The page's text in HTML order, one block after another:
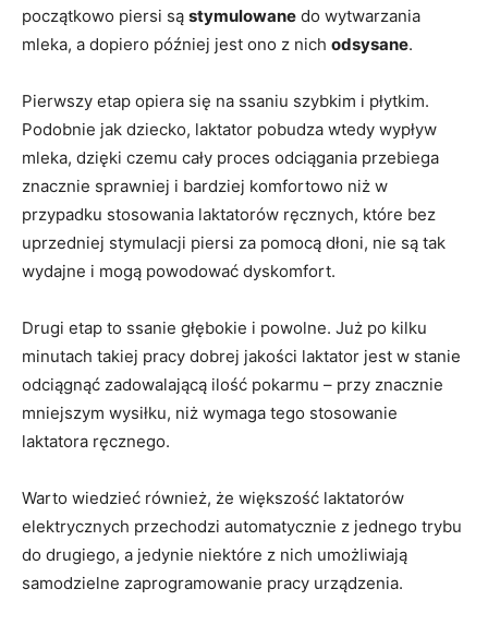
początkowo piersi są stymulowane do wytwarzania
mleka, a dopiero później jest ono z nich odsysane.
Pierwszy etap opiera się na ssaniu szybkim i płytkim.
Podobnie jak dziecko, laktator pobudza wtedy wypływ
mleka, dzięki czemu cały proces odciągania przebiega
znacznie sprawniej i bardziej komfortowo niż w
przypadku stosowania laktatorów ręcznych, które bez
uprzedniej stymulacji piersi za pomocą dłoni, nie są tak
wydajne i mogą powodować dyskomfort.
Drugi etap to ssanie głębokie i powolne. Już po kilku
minutach takiej pracy dobrej jakości laktator jest w stanie
odciągnąć zadowalającą ilość pokarmu – przy znacznie
mniejszym wysiłku, niż wymaga tego stosowanie
laktatora ręcznego.
Warto wiedzieć również, że większość laktatorów
elektrycznych przechodzi automatycznie z jednego trybu
do drugiego, a jedynie niektóre z nich umożliwiają
samodzielne zaprogramowanie pracy urządzenia.